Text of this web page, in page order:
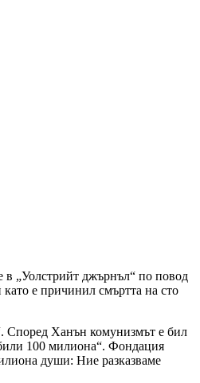
в „Уолстрийт джърнъл“ по повод
е причинил смъртта на сто
Според Ханън комунизмът е бил
100 милиона“. Фондация
души: Ние разказваме